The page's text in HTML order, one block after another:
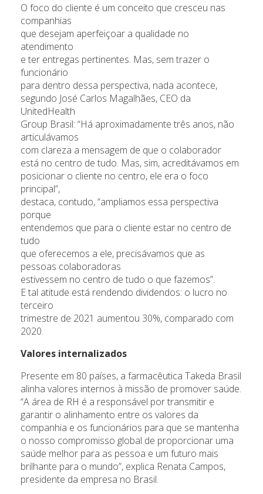
O foco do cliente é um conceito que cresceu nas
companhias
que desejam aperfeiçoar a qualidade no
atendimento
e ter entregas pertinentes. Mas, sem trazer o
funcionário
para dentro dessa perspectiva, nada acontece,
segundo José Carlos Magalhães, CEO da
UnitedHealth
Group Brasil: “Há aproximadamente três anos, não
articulávamos
com clareza a mensagem de que o colaborador
está no centro de tudo. Mas, sim, acreditávamos em
posicionar o cliente no centro, ele era o foco
principal”,
destaca, contudo, “ampliamos essa perspectiva
porque
entendemos que para o cliente estar no centro de
tudo
que oferecemos a ele, precisávamos que as
pessoas colaboradoras
estivessem no centro de tudo o que fazemos”.
E tal atitude está rendendo dividendos: o lucro no
terceiro
trimestre de 2021 aumentou 30%, comparado com
2020.
Valores internalizados
Presente em 80 países, a farmacêutica Takeda Brasil
alinha valores internos à missão de promover saúde.
“A área de RH é a responsável por transmitir e
garantir o alinhamento entre os valores da
companhia e os funcionários para que se mantenha
o nosso compromisso global de proporcionar uma
saúde melhor para as pessoa e um futuro mais
brilhante para o mundo”, explica Renata Campos,
presidente da empresa no Brasil.